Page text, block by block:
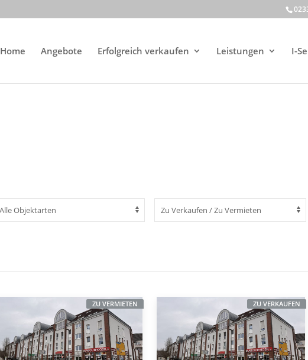
Home Angebote Erfolgreich verkaufen Leistungen I-
ZU VERMIETEN ZU VERKAUFEN